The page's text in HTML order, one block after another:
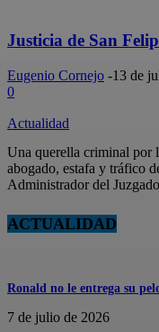
Justicia de San
Eugenio Cornejo -13 de
0
Actualidad
Una querella criminal por
abogado, estafa y tráfico
Administrador del
ACTUALIDAD
Ronald no le entrega su
7 de julio de 2026